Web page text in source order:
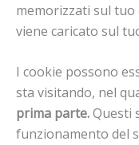
memorizzati sul
viene caricato sul
I cookie possono
sta visitando, nel
prima parte.Questi
funzionamento del